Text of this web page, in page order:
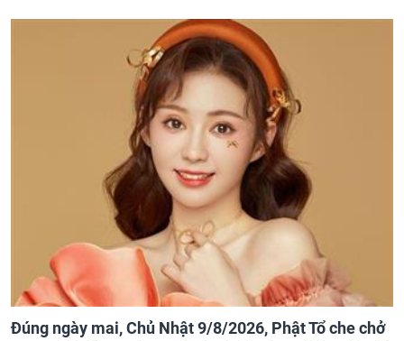
Đúng ngày mai, Chủ Nhật 9/8/2026, Phật Tổ che chở